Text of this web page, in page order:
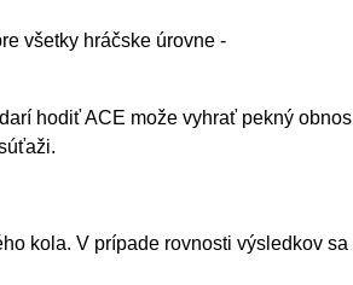
všetky hráčske úrovne -
hodiť ACE može vyhrať pekný obnos
kola. V prípade rovnosti výsledkov sa